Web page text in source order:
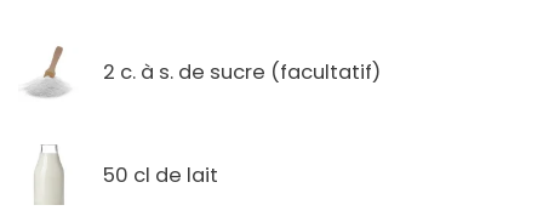
2 c. à s. de sucre (facultatif)
50 cl de lait